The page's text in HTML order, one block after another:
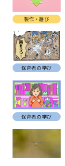
製作・遊び
保育者の学び
保育者の学び